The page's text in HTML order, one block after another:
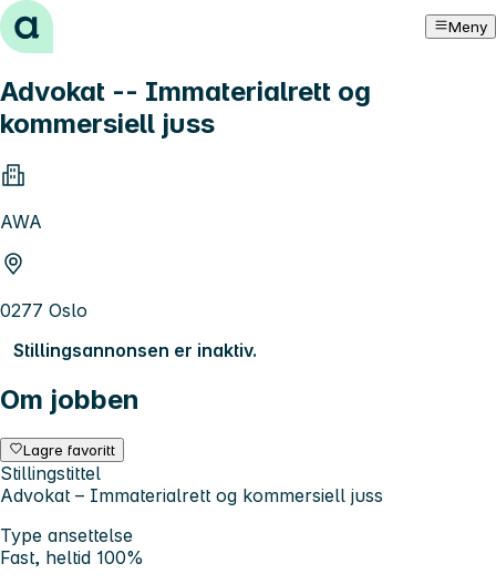
Hopp til innhold Meny
Advokat -- Immaterialrett og
kommersiell juss
AWA
0277 Oslo
Stillingsannonsen er inaktiv.
Om jobben
Lagre favoritt
Stillingstittel
Advokat – Immaterialrett og kommersiell juss
Type ansettelse
Fast, heltid 100%